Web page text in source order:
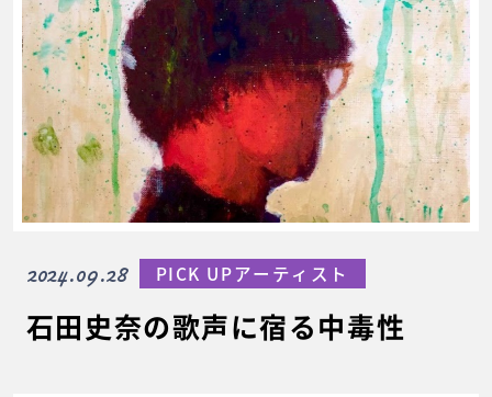
石田史奈の歌声に宿る中毒性
2024.09.28 PICK UPアーティスト